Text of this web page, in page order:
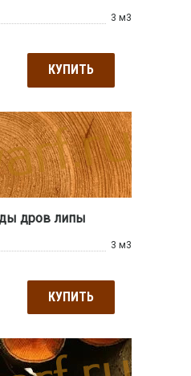
3 м3
КУПИТЬ
дров липы
3 м3
КУПИТЬ